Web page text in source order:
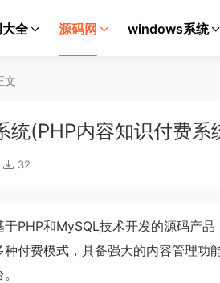
大全 源码网 windows系统
文
统(PHP内容知识付费系
32
于PHP和MySQL技术开发的源码产
付费模式，具备强大的内容管理功